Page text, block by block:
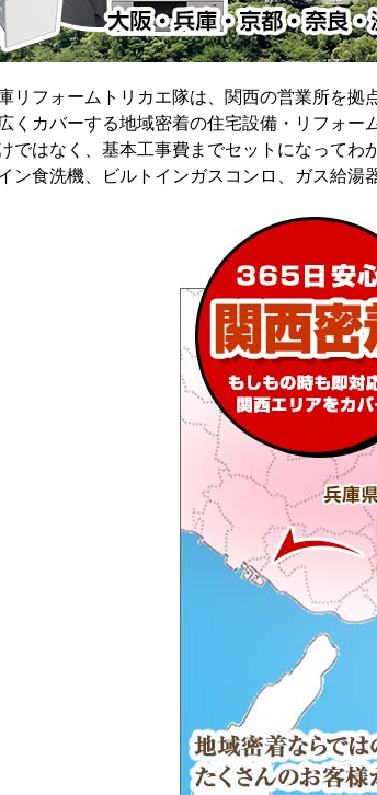
リフォームトリカエ隊は、関西の営業所を
くカバーする地域密着の住宅設備・リフォー
ではなく、基本工事費までセットになってわ
ン食洗機、ビルトインガスコンロ、ガス給湯